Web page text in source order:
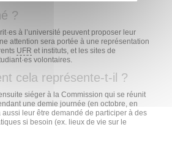
?
à l’université peuvent proposer leur
attention sera portée à une représentation
UFR et instituts, et les sites de
volontaires.
cela représente-t-il ?
siéger à la Commission qui se réunit
une demie journée (en octobre, en
aussi leur être demandé de participer à des
si besoin (ex. lieux de vie sur le